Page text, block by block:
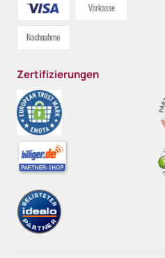
Zertifizierungen